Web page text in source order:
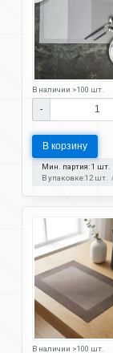
В наличии >100 шт.
-
В корзину
Мин. партия: 1 шт.
В упаковке:12 шт.
В наличии >100 шт.